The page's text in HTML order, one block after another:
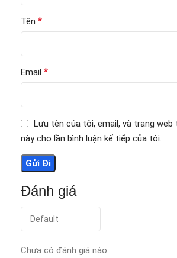
Đánh giá
Chưa có đánh giá nào.
Tên *
Email *
Lưu tên của tôi, email, và trang
này cho lần bình luận kế tiếp của tôi.